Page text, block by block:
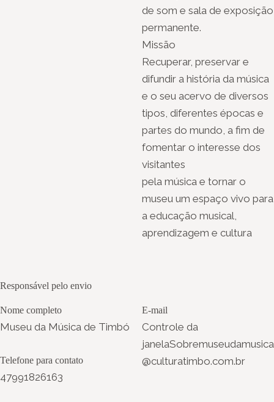
de som e sala de exposição
permanente.
Missão
Recuperar, preservar e
difundir a história da música
e o seu acervo de diversos
tipos, diferentes épocas e
partes do mundo, a fim de
fomentar o interesse dos
visitantes
pela música e tornar o
museu um espaço vivo para
a educação musical,
aprendizagem e cultura
Responsável pelo envio
Nome completo
Museu da Música de Timbó
Telefone para contato
47991826163
E-mail
Controle da
janelaSobremuseudamusica
@culturatimbo.com.br